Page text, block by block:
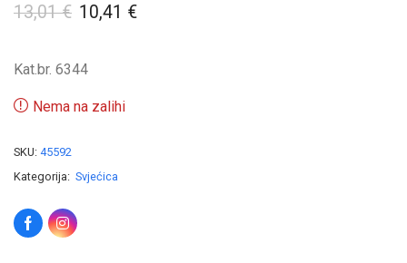
13,01€ 10,41 €
Kat.br. 6344
Nema na zalihi
SKU: 45592
Kategorija: Svjećica